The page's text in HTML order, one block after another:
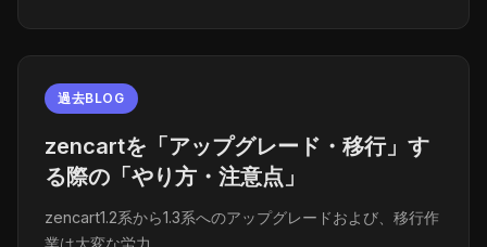
過去BLOG
zencartを「アップグレード・移行」す
る際の「やり方・注意点」
zencart1.2系から1.3系へのアップグレードおよび、移行作
業は大変な労力…